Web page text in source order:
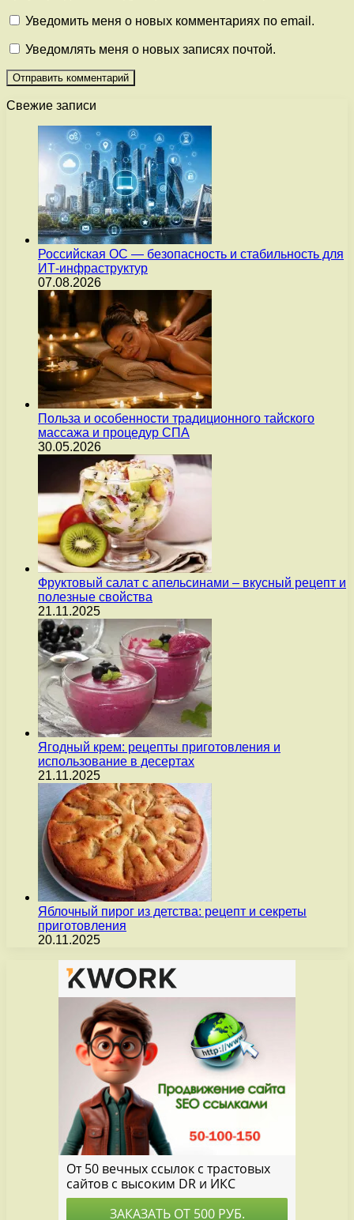
Уведомить меня о новых комментариях по email.
Уведомлять меня о новых записях почтой.
Свежие записи
Российская ОС — безопасность и стабильность для
ИТ-инфраструктур
07.08.2026
Польза и особенности традиционного тайского
массажа и процедур СПА
30.05.2026
Фруктовый салат с апельсинами – вкусный рецепт и
полезные свойства
21.11.2025
Ягодный крем: рецепты приготовления и
использование в десертах
21.11.2025
Яблочный пирог из детства: рецепт и секреты
приготовления
20.11.2025